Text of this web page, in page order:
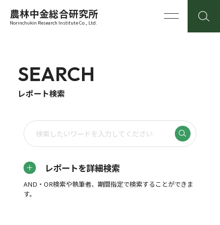
農林中金総合研究所
Norinchukin Research Institute Co., Ltd.
SEARCH
レポート検索
レポートを詳細検索
AND・OR検索や執筆者、期間指定で検索することができま
す。